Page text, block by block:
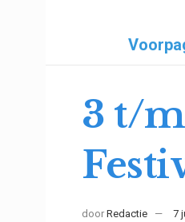
3 t/
door Redactie 7